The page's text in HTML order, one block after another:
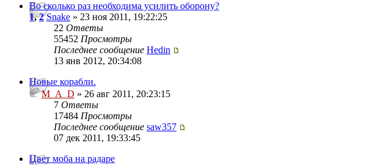
Во сколько раз необходима усилить оборону?
1,2 Snake » 23 ноя 2011, 19:22:25
22 Ответы
55452 Просмотры
Последнее сообщение Hedin
13 янв 2012, 20:34:08
Новые корабли.
M_A_D » 26 авг 2011, 20:23:15
7 Ответы
17484 Просмотры
Последнее сообщение saw357
07 дек 2011, 19:33:45
Цвет моба на радаре